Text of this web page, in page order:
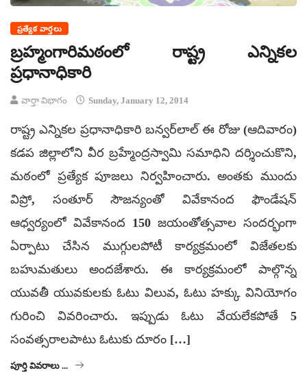
ప్రత్యేక వార్తలు
బ్రహ్మంగారిమఠంలో రాష్ట్ర ఎన్నికల
ప్రధానాధికారి
వార్తా విభాగం Sunday, January 12, 2014
రాష్ట్ర ఎన్నికల ప్రధానాధికారి బన్వర్‌లాల్ ఈ రోజు (ఆదివారం)
కడప జిల్లాలోని వీర బ్రహ్మేంద్రస్వామి సమాధిని దర్శించుకొని,
మఠంలో ప్రత్యేక పూజలు నిర్వహించారు. అంతకు ముందు
విప్రో, సంతూర్ సౌజన్యంతో వివేకానంద ఫౌండేషన్
ఆధ్వర్యంలో వివేకానంద 150 జయంతోత్సవాల సందర్భంగా
ఏర్పాటు చేసిన ముగ్గులపోటీ కార్యక్రమంలో విజేతలకు
బహుమతులు అందజేశారు. ఈ కార్యక్రమంలో పాల్గొన్న
యువతీ యువకులకు ఓటు విలువ, ఓటు హక్కు వినియోగం
గురించి వివరించారు. ఇప్పుడు ఓటు వేయలేకపోతే 5
సంవత్సరాలపాటు ఓటుకు దూరం […]
పూర్తి వివరాలు ...